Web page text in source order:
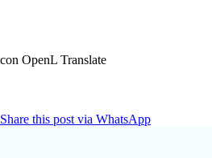
OpenL Translate
Share this post via WhatsApp